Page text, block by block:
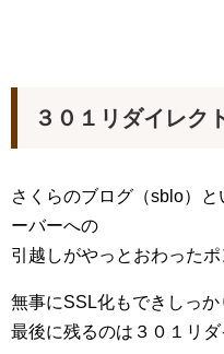
３０１リダイレク
さくらのブログ（sblo）
ーバーへの
引越しがやっとおわったポ
無事にSSL化もできしっか
最後に残るのは３０１リダ